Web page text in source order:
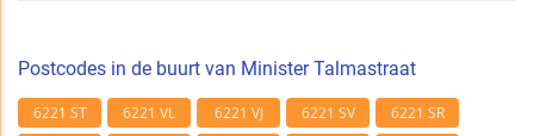
Postcodes in de buurt van Minister Talmastraat
6221 ST 6221 VL 6221 VJ 6221 SV
6221 SR